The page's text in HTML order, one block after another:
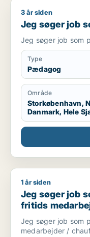
Jeg søger job som
3 år siden
Jeg søger job
Jeg søger job som
Type
Pædagog
Område
Storkøbenhavn,
Danmark, Hele
Jeg søger job som
1 år siden
Jeg søger job
fritids
Jeg søger job som
medarbejder /